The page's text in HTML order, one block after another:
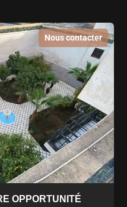
Nous contacter
OPPORTUNITÉ